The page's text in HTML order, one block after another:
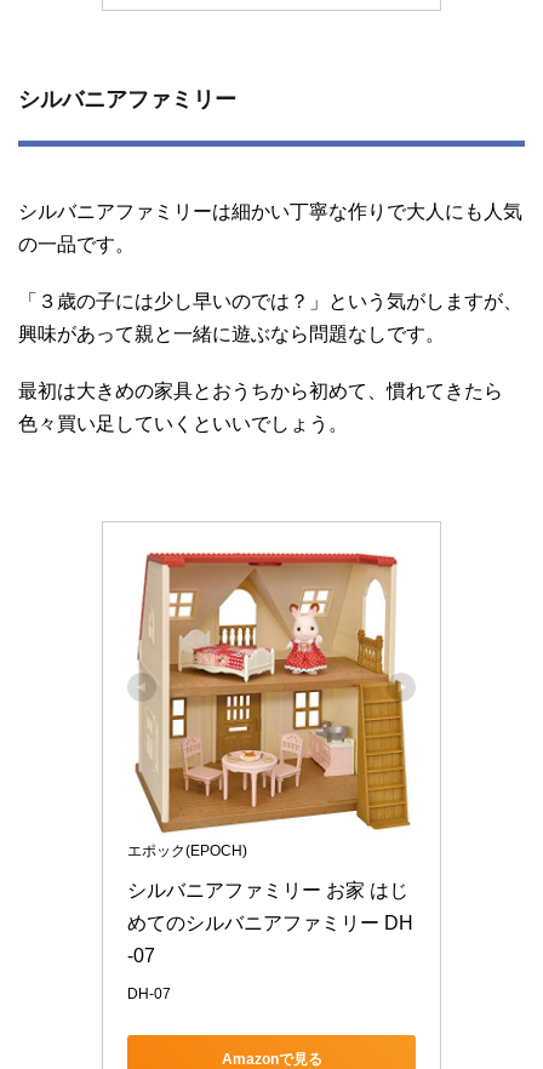
シルバニアファミリー
シルバニアファミリーは細かい丁寧な作りで大人にも人気
の一品です。
「３歳の子には少し早いのでは？」という気がしますが、
興味があって親と一緒に遊ぶなら問題なしです。
最初は大きめの家具とおうちから初めて、慣れてきたら
色々買い足していくといいでしょう。
エポック(EPOCH)
シルバニアファミリー お家 はじ
めてのシルバニアファミリー DH
-07
DH-07
Amazonで見る